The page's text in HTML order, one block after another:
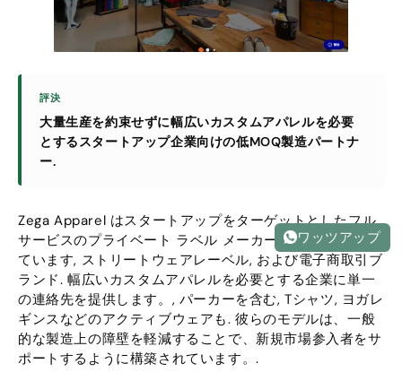
評決
大量生産を約束せずに幅広いカスタムアパレルを必要
とするスタートアップ企業向けの低MOQ製造パートナ
ー.
Zega Apparel はスタートアップをターゲットとしたフル
サービスのプライベート ラベル メーカーとして運営され
ています, ストリートウェアレーベル, および電子商取引ブ
ランド. 幅広いカスタムアパレルを必要とする企業に単一
の連絡先を提供します。, パーカーを含む, Tシャツ, ヨガレ
ギンスなどのアクティブウェアも. 彼らのモデルは、一般
的な製造上の障壁を軽減することで、新規市場参入者をサ
ポートするように構築されています。.
ワッツアップ